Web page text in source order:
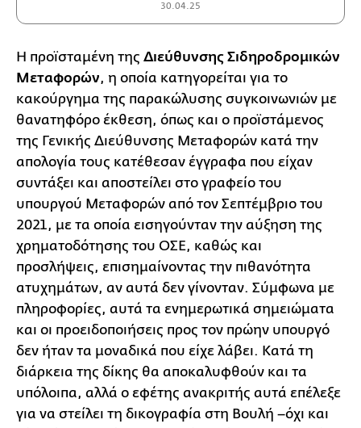
30.04.25
Η προϊσταμένη της Διεύθυνσης Σιδηροδρομικών
Μεταφορών, η οποία κατηγορείται για το
κακούργημα της παρακώλυσης συγκοινωνιών με
θανατηφόρο έκθεση, όπως και ο προϊστάμενος
της Γενικής Διεύθυνσης Μεταφορών κατά την
απολογία τους κατέθεσαν έγγραφα που είχαν
συντάξει και αποστείλει στο γραφείο του
υπουργού Μεταφορών από τον Σεπτέμβριο του
2021, με τα οποία εισηγούνταν την αύξηση της
χρηματοδότησης του ΟΣΕ, καθώς και
προσλήψεις, επισημαίνοντας την πιθανότητα
ατυχημάτων, αν αυτά δεν γίνονταν. Σύμφωνα με
πληροφορίες, αυτά τα ενημερωτικά σημειώματα
και οι προειδοποιήσεις προς τον πρώην υπουργό
δεν ήταν τα μοναδικά που είχε λάβει. Κατά τη
διάρκεια της δίκης θα αποκαλυφθούν και τα
υπόλοιπα, αλλά ο εφέτης ανακριτής αυτά επέλεξε
για να στείλει τη δικογραφία στη Βουλή –όχι και